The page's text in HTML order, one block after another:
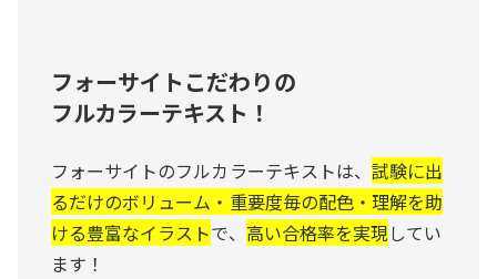
フォーサイトこだわりの
フルカラーテキスト！
フォーサイトのフルカラーテキストは、 試験に出
るだけのボリューム・重要度毎の配色・理解を助
ける豊富なイラストで、 高い合格率を実現 してい
ます！